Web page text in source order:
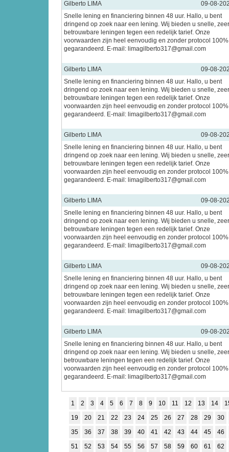
Gilberto LIMA
09-08-
Snelle lening en financiering binnen 48 uur. Hallo, u bent
dringend op zoek naar een lening. Wij bieden u snelle, zeer
betrouwbare leningen tegen een redelijk tarief. Onze
voorwaarden zijn heel eenvoudig en zonder protocol 100%
gegarandeerd. E-mail: limagilberto317@gmail.com
Gilberto LIMA
09-08-
Snelle lening en financiering binnen 48 uur. Hallo, u bent
dringend op zoek naar een lening. Wij bieden u snelle, zeer
betrouwbare leningen tegen een redelijk tarief. Onze
voorwaarden zijn heel eenvoudig en zonder protocol 100%
gegarandeerd. E-mail: limagilberto317@gmail.com
Gilberto LIMA
09-08-
Snelle lening en financiering binnen 48 uur. Hallo, u bent
dringend op zoek naar een lening. Wij bieden u snelle, zeer
betrouwbare leningen tegen een redelijk tarief. Onze
voorwaarden zijn heel eenvoudig en zonder protocol 100%
gegarandeerd. E-mail: limagilberto317@gmail.com
Gilberto LIMA
09-08-
Snelle lening en financiering binnen 48 uur. Hallo, u bent
dringend op zoek naar een lening. Wij bieden u snelle, zeer
betrouwbare leningen tegen een redelijk tarief. Onze
voorwaarden zijn heel eenvoudig en zonder protocol 100%
gegarandeerd. E-mail: limagilberto317@gmail.com
Gilberto LIMA
09-08-
Snelle lening en financiering binnen 48 uur. Hallo, u bent
dringend op zoek naar een lening. Wij bieden u snelle, zeer
betrouwbare leningen tegen een redelijk tarief. Onze
voorwaarden zijn heel eenvoudig en zonder protocol 100%
gegarandeerd. E-mail: limagilberto317@gmail.com
Gilberto LIMA
09-08-
Snelle lening en financiering binnen 48 uur. Hallo, u bent
dringend op zoek naar een lening. Wij bieden u snelle, zeer
betrouwbare leningen tegen een redelijk tarief. Onze
voorwaarden zijn heel eenvoudig en zonder protocol 100%
gegarandeerd. E-mail: limagilberto317@gmail.com
1 2 3 4 5 6 7 8 9 10 11 12 13 14
19
20 21 22 23 24 25 26 27 28 29
30
35
36 37 38 39 40 41 42 43 44 45
46
51
52 53 54 55 56 57 58 59 60 61
62